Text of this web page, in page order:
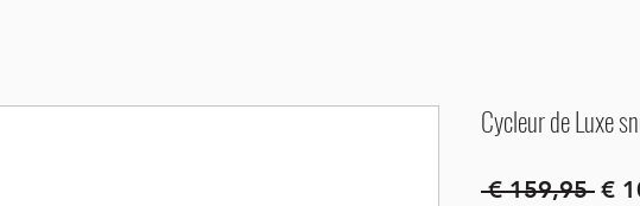
Cycleur de Luxe
€ 159,95 €